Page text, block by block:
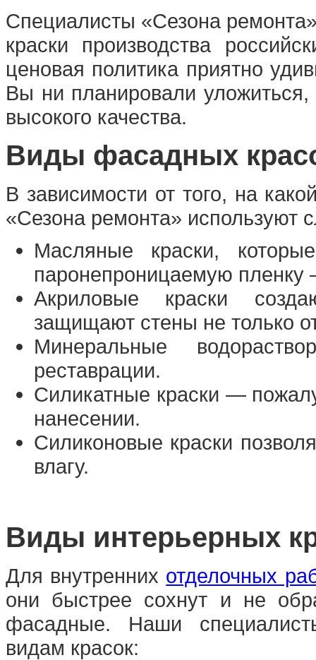
Специалисты «Сезона
краски производства
ценовая политика приятно
Вы ни планировали
высокого качества.
Виды фасадных
В зависимости от того, на
«Сезона ремонта» используют
Масляные краски,
паронепроницаемую
Акриловые краски
защищают стены не только
Минеральные
реставрации.
Силикатные краски —
нанесении.
Силиконовые краски
влагу.
Виды интерьерных
Для внутренних отделочных
они быстрее сохнут и не
фасадные. Наши
видам красок: